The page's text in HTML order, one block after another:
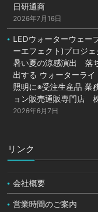
日研通商
2026年7月16日
LEDウォーターウェー
ーエフェクト)プロジ
暑い夏の涼感演出 落
出する ウォーターラ
照明に※受注生産品 業
ョン販売通販専門店
2026年6月7日
リンク
会社概要
営業時間のご案内